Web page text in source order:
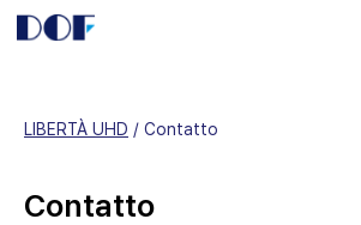
DOF
Navigation
LIBERTÀ UHD / Contatto
Contatto